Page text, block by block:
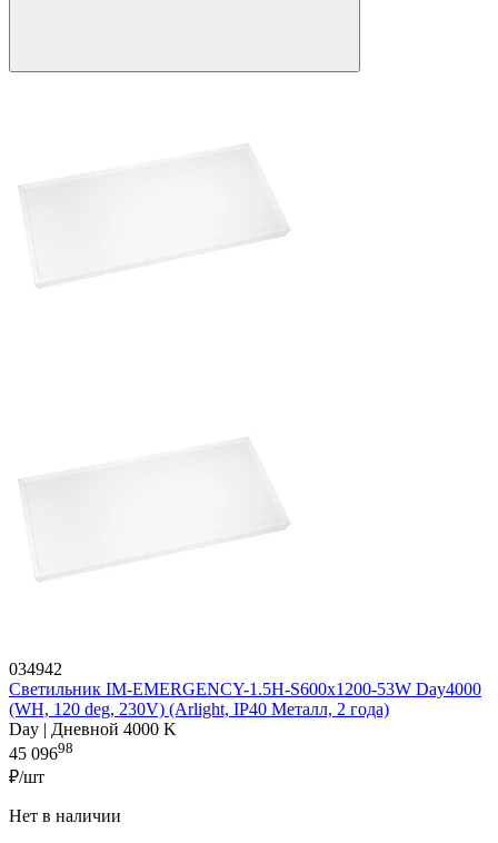
034942
Светильник IM-EMERGENCY-1.5H-S600x1200-53W Day4000
(WH, 120 deg, 230V) (Arlight, IP40 Металл, 2 года)
Day | Дневной 4000 K
45 09698
₽/шт
Нет в наличии